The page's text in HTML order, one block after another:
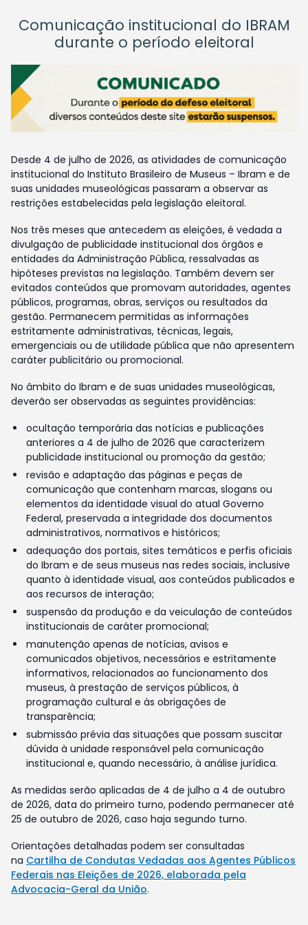
Comunicação institucional do IBRAM
durante o período eleitoral
Desde 4 de julho de 2026, as atividades de comunicação
institucional do Instituto Brasileiro de Museus – Ibram e de
suas unidades museológicas passaram a observar as
restrições estabelecidas pela legislação eleitoral.
Nos três meses que antecedem as eleições, é vedada a
divulgação de publicidade institucional dos órgãos e
entidades da Administração Pública, ressalvadas as
hipóteses previstas na legislação. Também devem ser
evitados conteúdos que promovam autoridades, agentes
públicos, programas, obras, serviços ou resultados da
gestão. Permanecem permitidas as informações
estritamente administrativas, técnicas, legais,
emergenciais ou de utilidade pública que não apresentem
caráter publicitário ou promocional.
No âmbito do Ibram e de suas unidades museológicas,
deverão ser observadas as seguintes providências:
ocultação temporária das notícias e publicações
anteriores a 4 de julho de 2026 que caracterizem
publicidade institucional ou promoção da gestão;
revisão e adaptação das páginas e peças de
comunicação que contenham marcas, slogans ou
elementos da identidade visual do atual Governo
Federal, preservada a integridade dos documentos
administrativos, normativos e históricos;
adequação dos portais, sites temáticos e perfis oficiais
do Ibram e de seus museus nas redes sociais, inclusive
quanto à identidade visual, aos conteúdos publicados e
aos recursos de interação;
suspensão da produção e da veiculação de conteúdos
institucionais de caráter promocional;
manutenção apenas de notícias, avisos e
comunicados objetivos, necessários e estritamente
informativos, relacionados ao funcionamento dos
museus, à prestação de serviços públicos, à
programação cultural e às obrigações de
transparência;
submissão prévia das situações que possam suscitar
dúvida à unidade responsável pela comunicação
institucional e, quando necessário, à análise jurídica.
As medidas serão aplicadas de 4 de julho a 4 de outubro
de 2026, data do primeiro turno, podendo permanecer até
25 de outubro de 2026, caso haja segundo turno.
Orientações detalhadas podem ser consultadas
na Cartilha de Condutas Vedadas aos Agentes Públicos
Federais nas Eleições de 2026, elaborada pela
Advocacia-Geral da União.